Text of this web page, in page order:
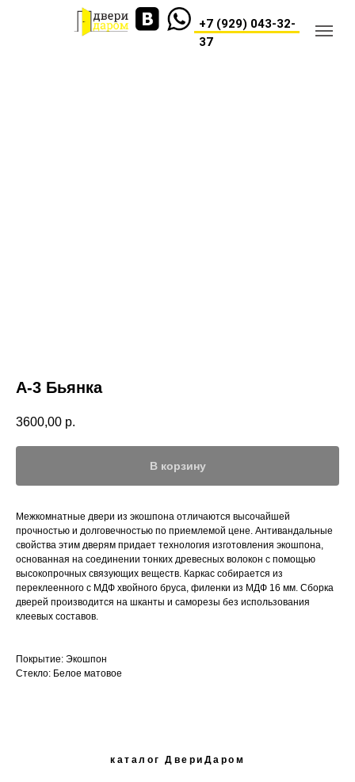
+7 (929) 043-32-
37
А-3 Бьянка
3600,00 р.
В корзину
Межкомнатные двери из экошпона отличаются высочайшей
прочностью и долговечностью по приемлемой цене. Антивандальные
свойства этим дверям придает технология изготовления экошпона,
основанная на соединении тонких древесных волокон с помощью
высокопрочных связующих веществ. Каркас собирается из
переклеенного с МДФ хвойного бруса, филенки из МДФ 16 мм. Сборка
дверей производится на шканты и саморезы без использования
клеевых составов.
Покрытие: Экошпон
Стекло: Белое матовое
каталог ДвериДаром